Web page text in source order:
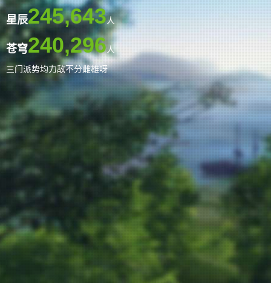
星辰245,643人
苍穹240,296人
三门派势均力敌不分雌雄呀